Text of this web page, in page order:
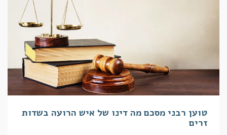
טוען רבני מסכם מה דינו של איש הרועה בשדות
זרים